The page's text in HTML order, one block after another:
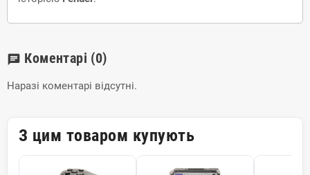
chat Коментарі (0)
Наразі коментарі відсутні.
З цим товаром купують